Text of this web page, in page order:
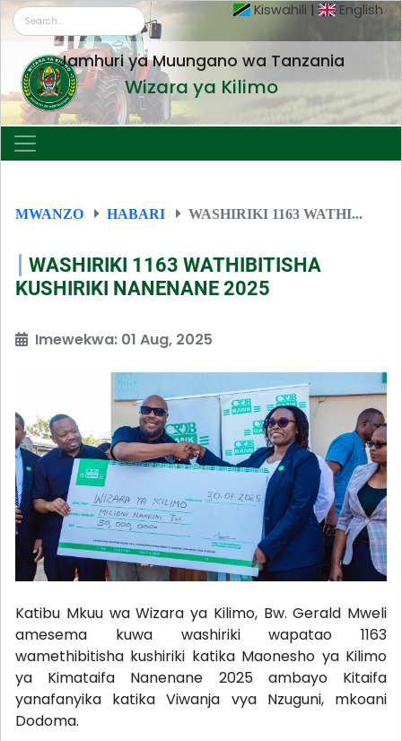
Kiswahili | English
Jamhuri ya Muungano wa Tanzania
Wizara ya Kilimo
MWANZO HABARI WASHIRIKI 1163 WATHI...
WASHIRIKI 1163 WATHIBITISHA
KUSHIRIKI NANENANE 2025
Imewekwa: 01 Aug, 2025
Katibu Mkuu wa Wizara ya Kilimo, Bw. Gerald Mweli
amesema kuwa washiriki wapatao 1163
wamethibitisha kushiriki katika Maonesho ya Kilimo
ya Kimataifa Nanenane 2025 ambayo Kitaifa
yanafanyika katika Viwanja vya Nzuguni, mkoani
Dodoma.